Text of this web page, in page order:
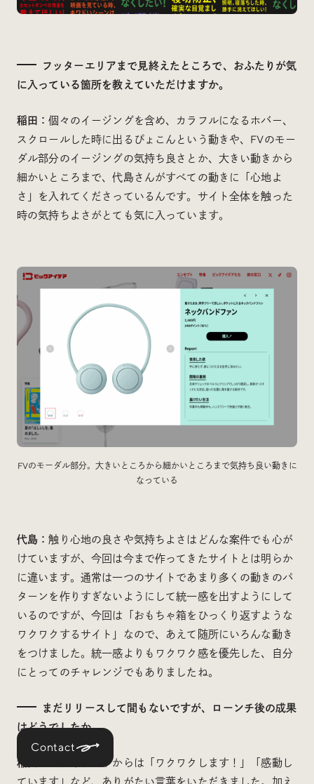
Contact
フッターエリアまで見終えたところで、おふたりが気
に入っている箇所を教えていただけますか。
稲田：個々のイージングを含め、カラフルになるホバー、
スクロールした時に出るぴょこんという動きや、FVのモー
ダル部分のイージングの気持ち良さとか、大きい動きから
細かいところまで、代島さんがすべての動きに「心地よ
さ」を入れてくださっているんです。サイト全体を触った
時の気持ちよさがとても気に入っています。
FVのモーダル部分。大きいところから細かいところまで気持ち良い動きに
なっている
代島：触り心地の良さや気持ちよさはどんな案件でも心が
けていますが、今回は今まで作ってきたサイトとは明らか
に違います。通常は一つのサイトであまり多くの動きのパ
ターンを作りすぎないようにして統一感を出すようにして
いるのですが、今回は「おもちゃ箱をひっくり返すような
ワクワクするサイト」なので、あえて随所にいろんな動き
をつけました。統一感よりもワクワク感を優先した、自分
にとってのチャレンジでもありましたね。
まだリリースして間もないですが、ローンチ後の成果
はどうでしたか。
稲田：
クライアントからは「ワクワクします！」「感動し